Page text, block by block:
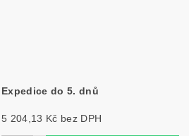
Expedice do 5. dnů
5 204,13 Kč bez DPH